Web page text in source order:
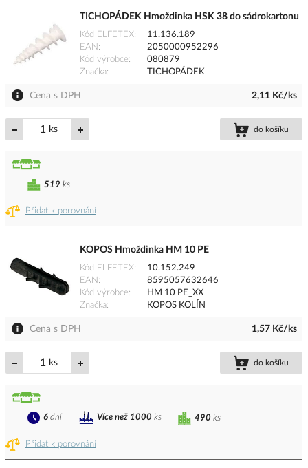
TICHOPÁDEK Hmoždinka HSK 38 do sádrokartonu
Kód ELFETEX
11.136.189
EAN
2050000952296
Kód výrobce
080879
Značka
TICHOPÁDEK
Cena s DPH 2,11 Kč/ks
ks do košíku
Přidat k porovnání
519 ks
KOPOS Hmoždinka HM 10 PE
Kód ELFETEX
10.152.249
EAN
8595057632646
Kód výrobce
HM 10 PE_XX
Značka
KOPOS KOLÍN
Cena s DPH 1,57 Kč/ks
ks do košíku
Přidat k porovnání
490 ks
6 dní Více než 1000 ks